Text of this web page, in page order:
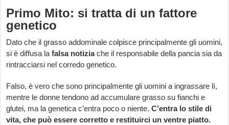
Primo Mito: si tratta di un fattore
genetico
Dato che il grasso addominale colpisce principalmente gli uomini,
si è diffusa lafalsa notiziache il responsabile della pancia sia da
rintracciarsi nel corredo genetico.
Falso, è vero che sono principalmente gli uomini a ingrassare lì,
mentre le donne tendono ad accumulare grasso su fianchi e
glutei, ma la genetica c’entra poco o niente.C’entra lo stile di
vita, che può essere corretto e restituirci un ventre piatto.